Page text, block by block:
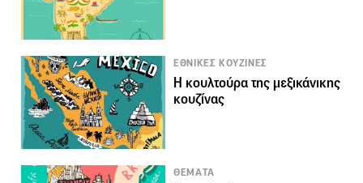
ΕΘΝΙΚΕΣ ΚΟΥΖΙΝΕΣ
Η κουλτούρα της μεξικάνικης
κουζίνας
ΘΕΜΑΤΑ